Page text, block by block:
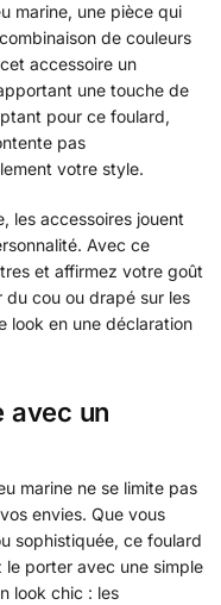
marine, une pièce qui
de couleurs
accessoire un
une touche de
pour ce foulard,
pas
votre style.
les accessoires jouent
Avec ce
et affirmez votre goût
du cou ou drapé sur les
look en une déclaration
avec un
marine ne se limite pas
envies. Que vous
sophistiquée, ce foulard
le porter avec une simple
look chic : les